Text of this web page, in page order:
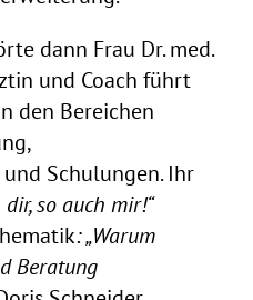
dann Frau Dr. med.
und Coach führt
den Bereichen
Schulungen. Ihr
dir, so auch mir!“
: „Warum
Beratung